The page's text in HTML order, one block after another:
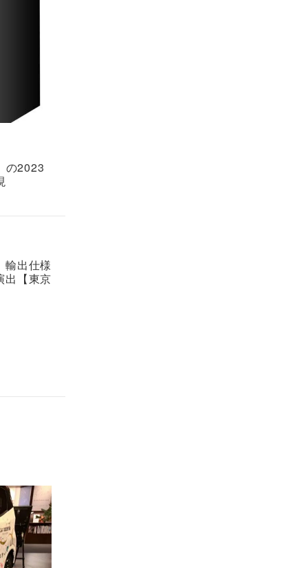
の2023
輸出仕様
出【東京